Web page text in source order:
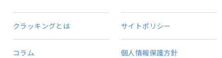
クラッキングとは
コラム
サイトポリシー
個人情報保護方針